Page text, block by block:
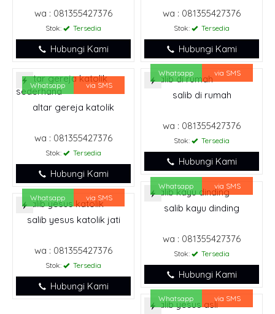
wa : 081355427376
Stok: Tersedia
Hubungi Kami
wa : 081355427376
Stok: Tersedia
Hubungi Kami
Whatsapp via SMS
altar gereja katolik
wa : 081355427376
Stok: Tersedia
Hubungi Kami
Whatsapp via SMS
salib di rumah
wa : 081355427376
Stok: Tersedia
Hubungi Kami
Whatsapp via SMS
salib kayu dinding
wa : 081355427376
Stok: Tersedia
Hubungi Kami
Whatsapp via SMS
salib yesus katolik jati
wa : 081355427376
Stok: Tersedia
Hubungi Kami
Whatsapp via SMS